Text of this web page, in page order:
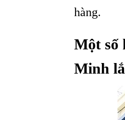
hàng.
Một số
Minh